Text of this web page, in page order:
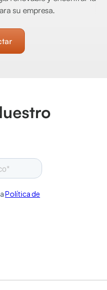
su empresa.